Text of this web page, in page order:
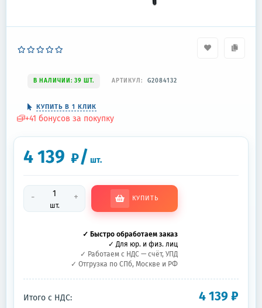
В НАЛИЧИИ: 39 ШТ. АРТИКУЛ: G2084132
КУПИТЬ В 1 КЛИК
+41 бонусов за покупку
4 139 ₽/ шт.
-
шт.
+ КУПИТЬ
✓ Быстро обработаем заказ
✓ Для юр. и физ. лиц
✓ Работаем с НДС — счёт, УПД
✓ Отгрузка по СПб, Москве и РФ
Итого с НДС: 4 139 ₽